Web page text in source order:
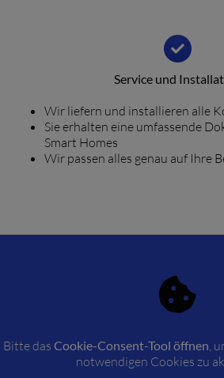
Service und
Wir liefern und installieren alle
Sie erhalten eine umfassende
Smart Homes
Wir passen alles genau auf Ihre
Bitte das Cookie-Consent-Tool öffnen ,
notwendigen Cookies zu